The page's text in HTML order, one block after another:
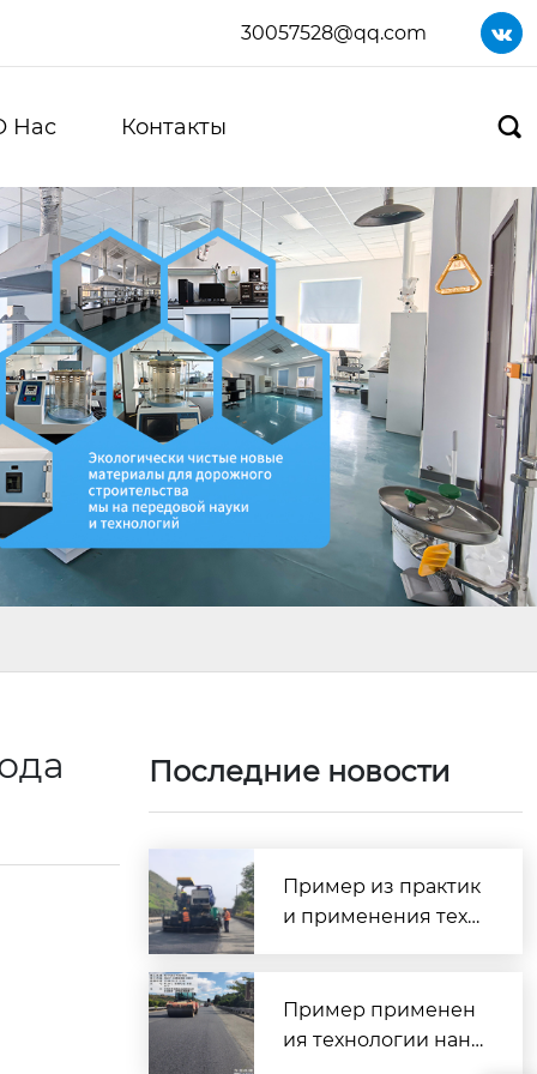
30057528@qq.com 
Нас Контакты 
Последние новости
Пример из практик
и применения техн
окрытия SMC — про
ект профилактичес
Пример применен
ия технологии нане